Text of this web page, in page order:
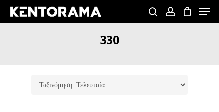
Skip
searchaccount
Menu
330